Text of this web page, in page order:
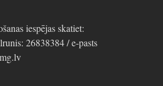
iespējas skatiet:
26838384 / e-pasts